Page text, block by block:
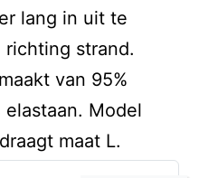
lang in uit te
strand.
van 95%
Model
maat L.